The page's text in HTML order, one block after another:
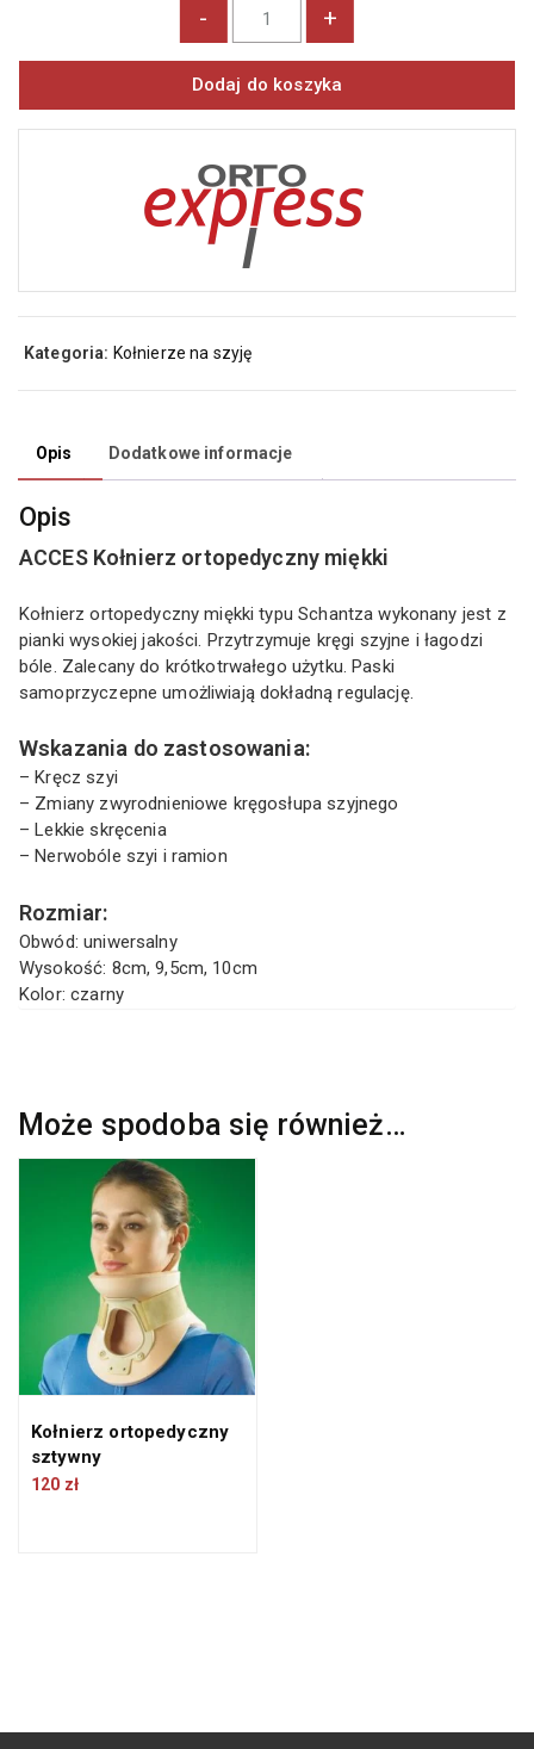
- +
Dodaj do koszyka
Kategoria: Kołnierze na szyję
Opis Dodatkowe informacje
Opis
ACCES Kołnierz ortopedyczny miękki
Kołnierz ortopedyczny miękki typu Schantza wykonany jest z
pianki wysokiej jakości. Przytrzymuje kręgi szyjne i łagodzi
bóle. Zalecany do krótkotrwałego użytku. Paski
samoprzyczepne umożliwiają dokładną regulację.
Wskazania do zastosowania:
– Kręcz szyi
– Zmiany zwyrodnieniowe kręgosłupa szyjnego
– Lekkie skręcenia
– Nerwobóle szyi i ramion
Rozmiar:
Obwód: uniwersalny
Wysokość: 8cm, 9,5cm, 10cm
Kolor: czarny
Może spodoba się również…
Kołnierz ortopedyczny
sztywny
120 zł